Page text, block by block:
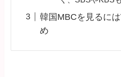
韓国MBCを見るに
め